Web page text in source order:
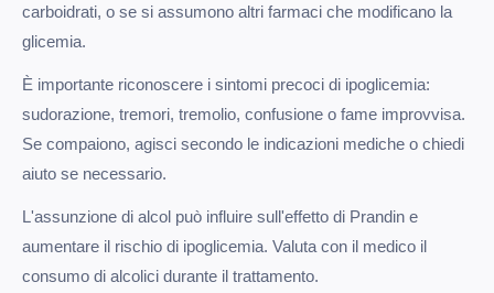
carboidrati, o se si assumono altri farmaci che modificano la
glicemia.
È importante riconoscere i sintomi precoci di ipoglicemia:
sudorazione, tremori, tremolio, confusione o fame improvvisa.
Se compaiono, agisci secondo le indicazioni mediche o chiedi
aiuto se necessario.
L'assunzione di alcol può influire sull'effetto di Prandin e
aumentare il rischio di ipoglicemia. Valuta con il medico il
consumo di alcolici durante il trattamento.